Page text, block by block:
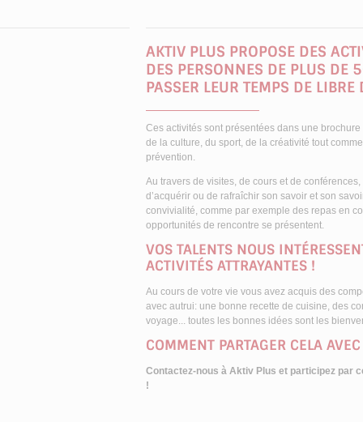
AKTIV PLUS PROPOSE DES
DES PERSONNES DE PLUS DE
PASSER LEUR TEMPS DE
Ces activités sont présentées dans une
de la culture, du sport, de la créativité tout
prévention.
Au travers de visites, de cours et de
d’acquérir ou de rafraîchir son savoir et son
convivialité, comme par exemple des repas en
opportunités de rencontre se présentent.
VOS TALENTS NOUS
ACTIVITÉS ATTRAYANTES !
Au cours de votre vie vous avez acquis des
avec autrui: une bonne recette de cuisine, des
voyage... toutes les bonnes idées sont les
COMMENT PARTAGER CELA
Contactez-nous à Aktiv Plus et participez par
!